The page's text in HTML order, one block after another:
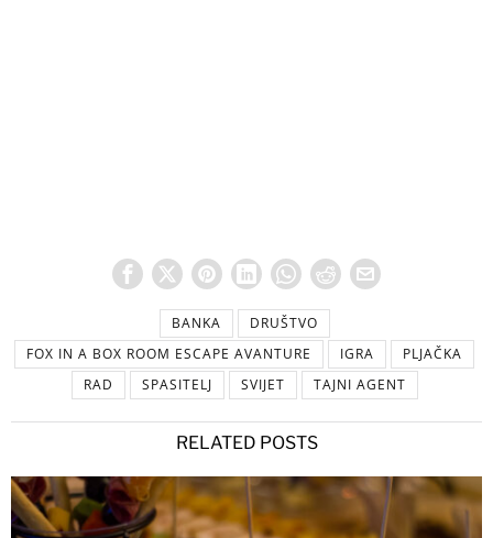
BANKA
DRUŠTVO
FOX IN A BOX ROOM ESCAPE AVANTURE
IGRA
PLJAČKA
RAD
SPASITELJ SVIJET TAJNI AGENT
RELATED POSTS